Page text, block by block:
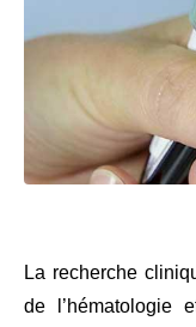
La recherche
de l’hématologie